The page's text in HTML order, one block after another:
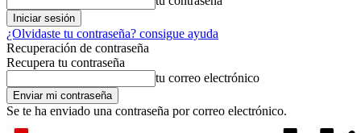
¿Olvidaste tu contraseña? consigue ayuda
Recuperación de contraseña
Recupera tu contraseña
tu correo electrónico
Se te ha enviado una contraseña por correo electrónico.